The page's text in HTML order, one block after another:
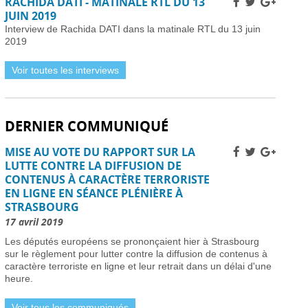
Installer des pièges à frelons asiatiques en France
pour prévenir l’invasion de 2026 -
01 avril 2026
Améliorer la sécurité routière des jeunes
Grève des pilotes Lufthansa : perturbations de vols
en Europe et en France -
Une nouvelle ère d’ici 2030 -31 mars 2026
candidats -31 mars 2026
mars 2026
Vol Ryanair : des passagers bloqués en France à
cause des retards de l’EES -31 mars 2026
Air France-KLM augmente les tarifs long-courrier
face à la crise pétrolière du Moyen-Orient -
2026
de renouvellement de passeport dans le cadre des
règles ETA -30 mars 2026
Candidats clés et leurs visions - 30 mars 2026
importants -30 mars 2026
JUIN 2019
Interview de Rachida DATI dans la matinale RTL du 13 juin
2019
Voir toutes les interviews
DERNIER COMMUNIQUÉ
MISE AU VOTE DU RAPPORT SUR LA
LUTTE CONTRE LA DIFFUSION DE
CONTENUS À CARACTÈRE TERRORISTE
EN LIGNE EN SÉANCE PLÉNIÈRE À
STRASBOURG
17 avril 2019
Les députés européens se prononçaient hier à Strasbourg
sur le règlement pour lutter contre la diffusion de contenus à
caractère terroriste en ligne et leur retrait dans un délai d'une
heure.